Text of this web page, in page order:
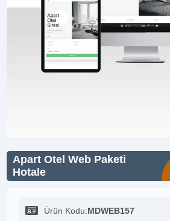
Apart Otel Web Paketi
Hotale
Ürün Kodu:MDWEB157